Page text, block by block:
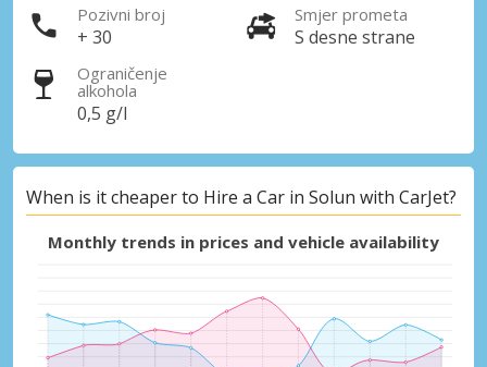
Pozivni broj
+ 30
Smjer prometa
S desne strane
Ograničenje
alkohola
0,5 g/l
When is it cheaper to Hire a Car in Solun with CarJet?
Monthly trends in prices and vehicle availability